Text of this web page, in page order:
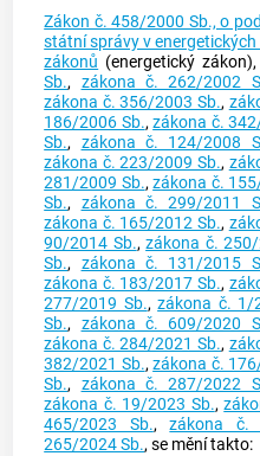
Zákon č. 458/2000 Sb., o
státní správy v
zákonů (energetický
Sb., zákona č. 262/2002
zákona č. 356/2003 Sb.,
186/2006 Sb.,zákona č.
Sb., zákona č. 124/2008
zákona č. 223/2009 Sb.,
281/2009 Sb.,zákona č.
Sb., zákona č. 299/2011
zákona č. 165/2012 Sb.,
90/2014 Sb.,zákona č.
Sb., zákona č. 131/2015
zákona č. 183/2017 Sb.,
277/2019 Sb.,zákona č. 1/
Sb., zákona č. 609/2020
zákona č. 284/2021 Sb.,
382/2021 Sb.,zákona č.
Sb., zákona č. 287/2022
zákona č. 19/2023 Sb.,
465/2023 Sb.,zákona č.
265/2024 Sb., se mění takto: